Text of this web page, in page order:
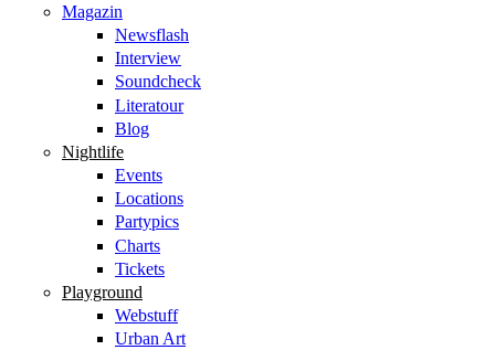
Magazin
Newsflash
Interview
Soundcheck
Literatour
Blog
Nightlife
Events
Locations
Partypics
Charts
Tickets
Playground
Webstuff
Urban Art